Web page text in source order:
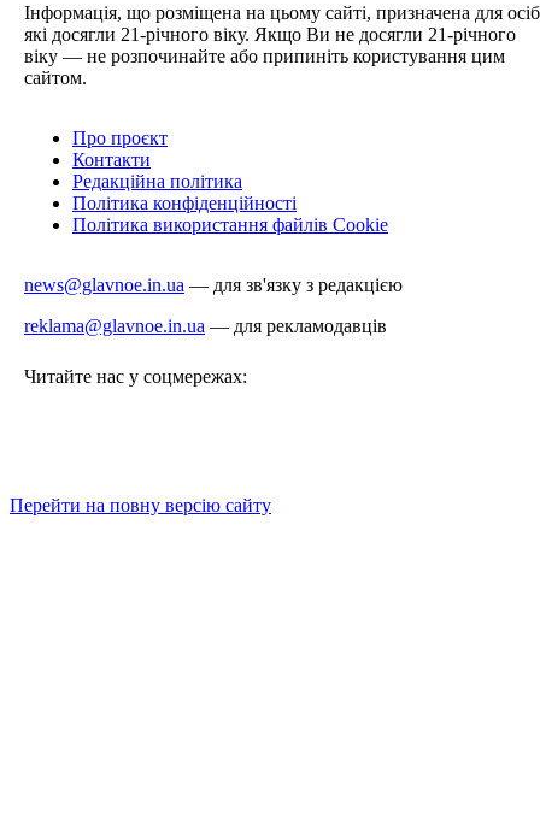
Інформація, що розміщена на цьому сайті, призначена для
які досягли 21-річного віку. Якщо Ви не досягли 21-річного
віку — не розпочинайте або припиніть користування цим
сайтом.
Про проєкт
Контакти
Редакційна політика
Політика конфіденційності
Політика використання файлів Cookie
news@glavnoe.in.ua — для зв'язку з редакцією
reklama@glavnoe.in.ua — для рекламодавців
Читайте нас у соцмережах:
Перейти на повну версію сайту